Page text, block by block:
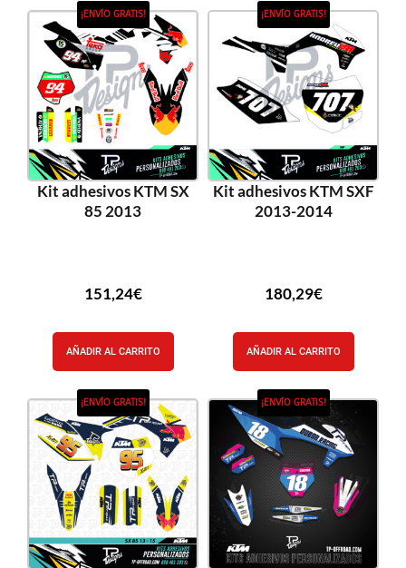
¡ENVÍO GRATIS!
Kit adhesivos KTM SX
85 2013
151,24€
AÑADIR AL CARRITO
¡ENVÍO GRATIS!
Kit adhesivos KTM SXF
2013-2014
180,29€
AÑADIR AL CARRITO
¡ENVÍO GRATIS! ¡ENVÍO GRATIS!